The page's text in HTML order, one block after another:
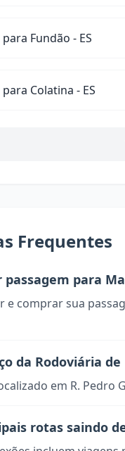
Fundão - ES
Colatina - ES
Frequentes
passagem para
e comprar sua
da Rodoviária
em R. Pedro
rotas saindo